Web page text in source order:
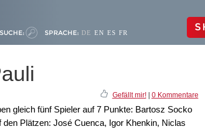
SUCHE: SPRACHE: DE EN ES FR
Gefällt mir!| 0 Kommentare
gleich fünf Spieler auf 7 Punkte: Bartosz Socko
Plätzen: José Cuenca, Igor Khenkin, Niclas